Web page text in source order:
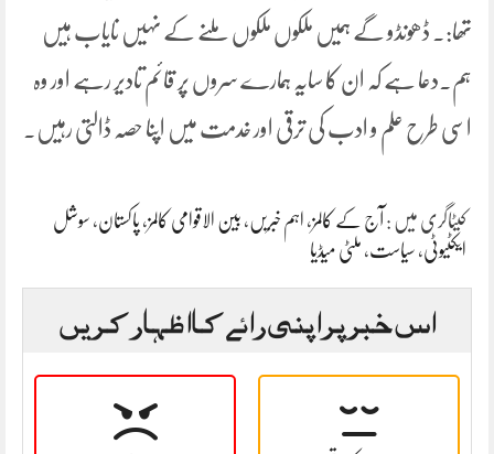
تھا:۔ ڈھونڈو گے ہمیں ملکوں ملکوں ملنے کے نہیں نایاب ہیں
ہم۔دعا ہے کہ ان کا سایہ ہمارے سروں پر قائم تادیر رہے اور وہ
اسی طرح علم و ادب کی ترقی اور خدمت میں اپنا حصہ ڈالتی رہیں۔
کیٹاگری میں : آج کے کالمز، اہم خبریں ، بین الاقوامی کالمز، پاکستان، سوشل
ایکٹیوٹی، سیاست، ملٹی میڈیا
اس خبر پر اپنی رائے کا اظہار کریں